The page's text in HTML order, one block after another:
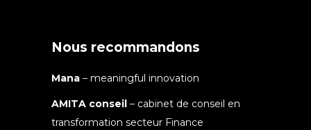
Nous recommandons
Mana – meaningful innovation
AMITA conseil – cabinet de conseil en
transformation secteur Finance